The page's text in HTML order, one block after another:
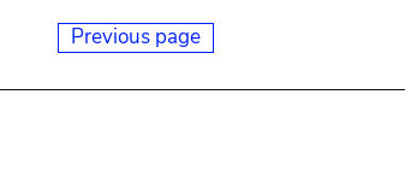
Previous page